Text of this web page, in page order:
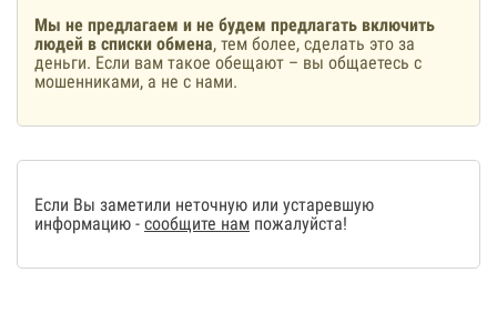
Мы не предлагаем и не будем предлагать включить
людей в списки обмена, тем более, сделать это за
деньги. Если вам такое обещают – вы общаетесь с
мошенниками, а не с нами.
Если Вы заметили неточную или устаревшую
информацию - сообщите нам пожалуйста!